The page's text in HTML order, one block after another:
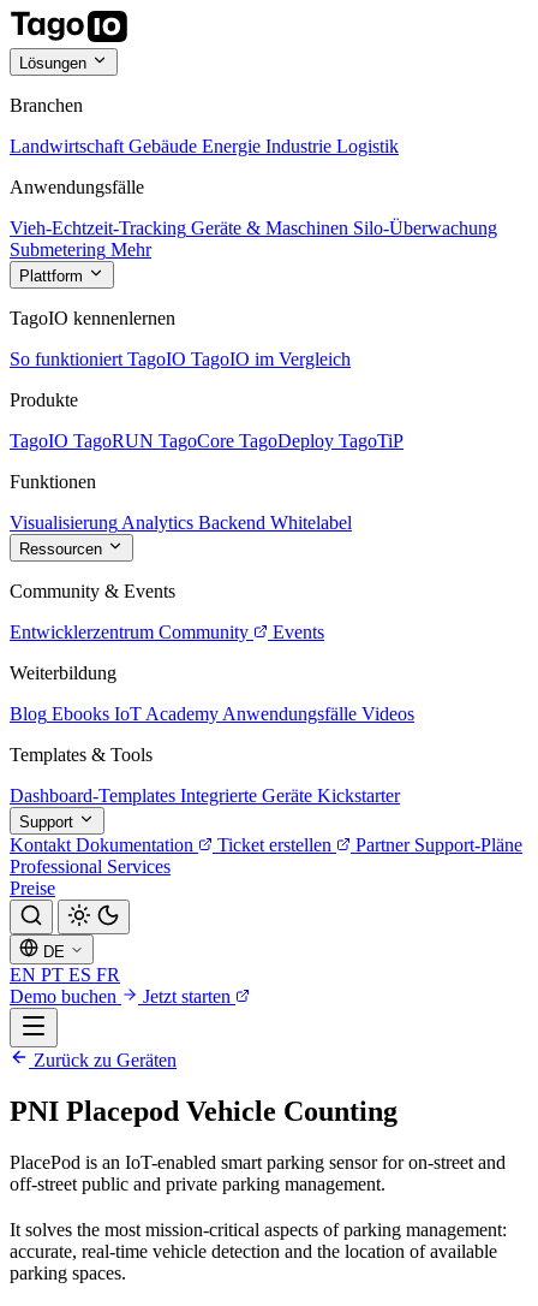
Lösungen
Branchen
Landwirtschaft Gebäude Energie Industrie Logistik
Anwendungsfälle
Vieh-Echtzeit-Tracking Geräte & Maschinen Silo-Überwachung
Submetering Mehr
Plattform
TagoIO kennenlernen
So funktioniert TagoIO TagoIO im Vergleich
Produkte
TagoIO TagoRUN TagoCore TagoDeploy TagoTiP
Funktionen
Visualisierung Analytics Backend Whitelabel
Ressourcen
Community & Events
Entwicklerzentrum Community
Events
Weiterbildung
Blog Ebooks IoT Academy Anwendungsfälle Videos
Templates & Tools
Dashboard-Templates Integrierte Geräte Kickstarter
Support
Kontakt Dokumentation Ticket erstellen Partner Support-Pläne
Professional Services
Preise
DE
EN PT ES FR
Demo buchen
Jetzt starten
Zurück zu Geräten
PNI Placepod Vehicle Counting
PlacePod is an IoT-enabled smart parking sensor for on-street and
off-street public and private parking management.
It solves the most mission-critical aspects of parking management:
accurate, real-time vehicle detection and the location of available
parking spaces.